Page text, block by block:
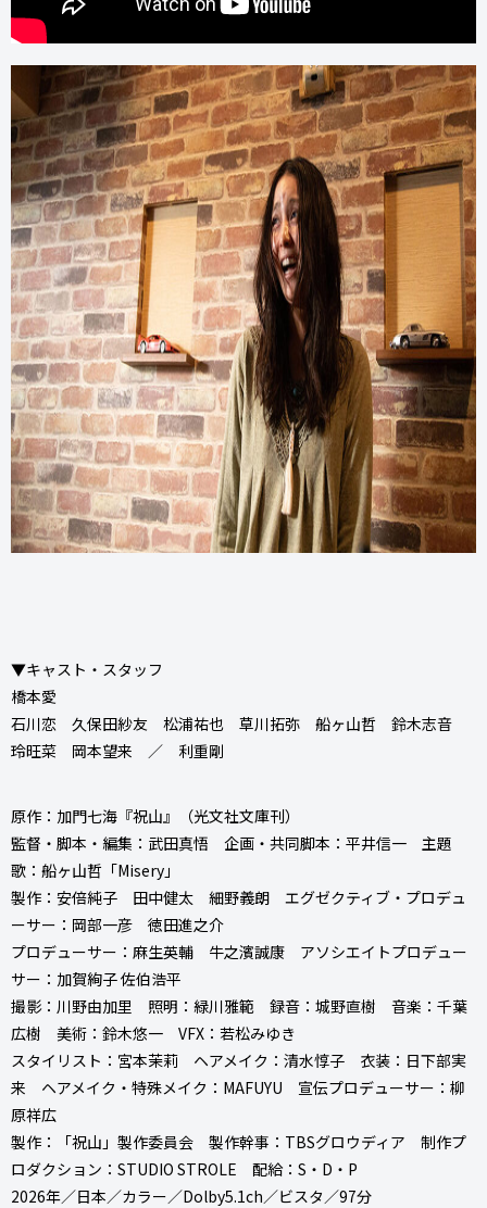
▼キャスト・スタッフ
橋本愛
石川恋 久保田紗友 松浦祐也 草川拓弥 船ヶ山哲 鈴木志音
玲旺菜 岡本望来 ／ 利重剛
原作：加門七海『祝山』（光文社文庫刊）
監督・脚本・編集：武田真悟 企画・共同脚本：平井信一 主題
歌：船ヶ山哲「Misery」
製作：安倍純子 田中健太 細野義朗 エグゼクティブ・プロデュ
ーサー：岡部一彦 徳田進之介
プロデューサー：麻生英輔 牛之濱誠康 アソシエイトプロデュー
サー：加賀絢子 佐伯浩平
撮影：川野由加里 照明：緑川雅範 録音：城野直樹 音楽：千葉
広樹 美術：鈴木悠一 VFX：若松みゆき
スタイリスト：宮本茉莉 ヘアメイク：清水惇子 衣装：日下部実
来 ヘアメイク・特殊メイク：MAFUYU 宣伝プロデューサー：柳
原祥広
製作：「祝山」製作委員会 製作幹事：TBSグロウディア 制作プ
ロダクション：STUDIO STROLE 配給：S・D・P
2026年／日本／カラー／Dolby5.1ch／ビスタ／97分